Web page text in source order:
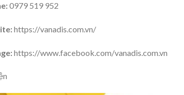
0979 519 952
https://vanadis.com.vn/
https://www.facebook.com/vanadis.com.vn